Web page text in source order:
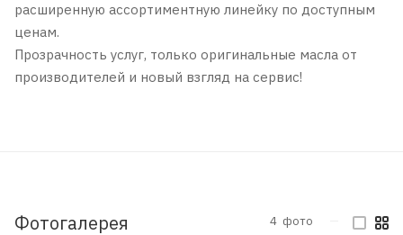
расширенную ассортиментную линейку по доступным
ценам.
Прозрачность услуг, только оригинальные масла от
производителей и новый взгляд на сервис!
Фотогалерея 4 фото